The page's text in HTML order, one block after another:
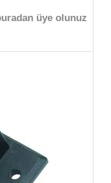
üye olunuz